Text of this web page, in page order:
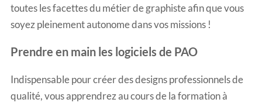
toutes les facettes du métier de graphiste afin que vous
soyez pleinement autonome dans vos missions !
Prendre en main les logiciels de PAO
Indispensable pour créer des designs professionnels de
qualité, vous apprendrez au cours de la formation à